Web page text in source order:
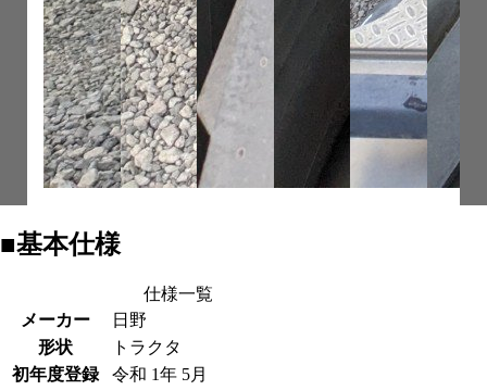
■基本仕様
仕様一覧
メーカー
日野
形状
トラクタ
初年度登録
令和 1年 5月